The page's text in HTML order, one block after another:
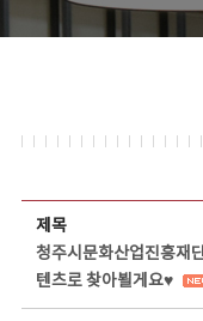
제목
청주시문화산업진흥재
텐츠로 찾아뵐게요♥